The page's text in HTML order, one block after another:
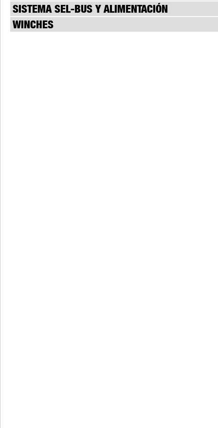
SISTEMA SEL-BUS Y ALIMENTACIÓN
WINCHES